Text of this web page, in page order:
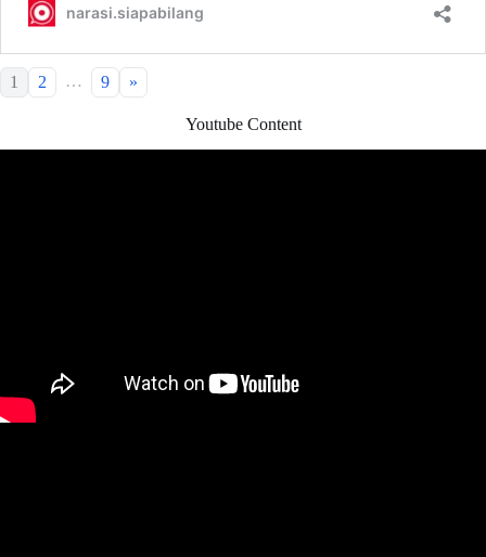
1 2 … 9 »
Youtube Content